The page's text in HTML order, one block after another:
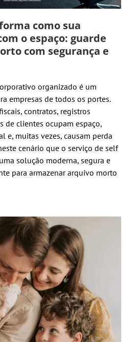
como sua
o espaço: guarde
com segurança e
organizado é um
empresas de todos os portes.
contratos, registros
de clientes ocupam espaço,
e, muitas vezes, causam perda
cenário que o serviço de self
solução moderna, segura e
para armazenar arquivo morto